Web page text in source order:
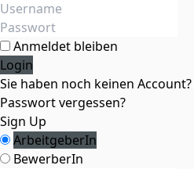
Anmeldet bleiben
Sie haben noch keinen Account?
Passwort vergessen?
Sign Up
ArbeitgeberIn
BewerberIn